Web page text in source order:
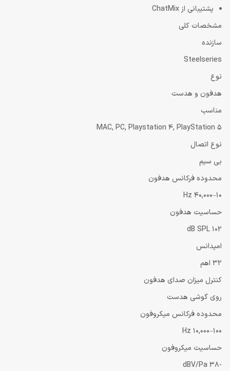
پشتیبانی از ChatMix
مشخصات کلی
سازنده
Steelseries
نوع
هدفون و هدست
مناسب
MAC, PC, Playstation 4, PlayStation 5
نوع اتصال
بی سیم
محدوده فرکانس هدفون
10–40,000 Hz
حساسیت هدفون
102 dB SPL
امپدانس
32 اهم
کنترل میزان صدای هدفون
روی گوشی هدست
محدوده فرکانس میکروفون
100–10,000 Hz
حساسیت میکروفون
-38 dBV/Pa